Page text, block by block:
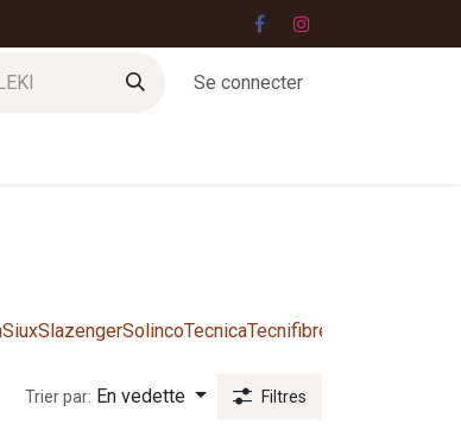
Se connecter
SiuxSlazengerSolincoTecnicaTecnifibre
Trier par: En vedette Filtres